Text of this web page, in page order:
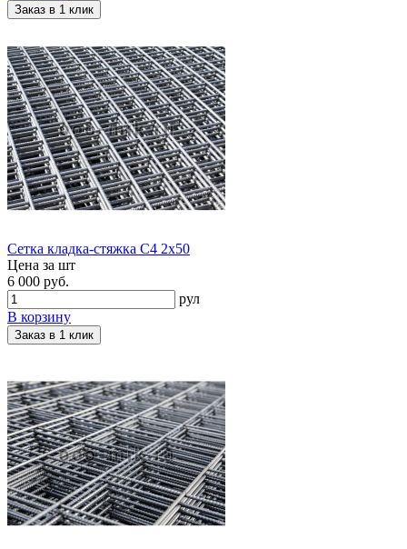
Заказ в 1 клик
Сетка кладка-стяжка С4 2х50
Цена за шт
6 000 руб.
рул
В корзину
Заказ в 1 клик